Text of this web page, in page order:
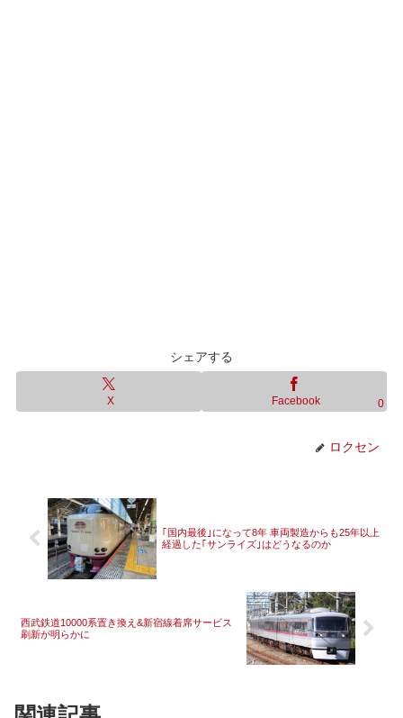
シェアする
X Facebook 0
ロクセン
｢国内最後｣になって8年 車両製造からも25年以上
経過した｢サンライズ｣はどうなるのか
西武鉄道10000系置き換え&新宿線着席サービス
刷新が明らかに